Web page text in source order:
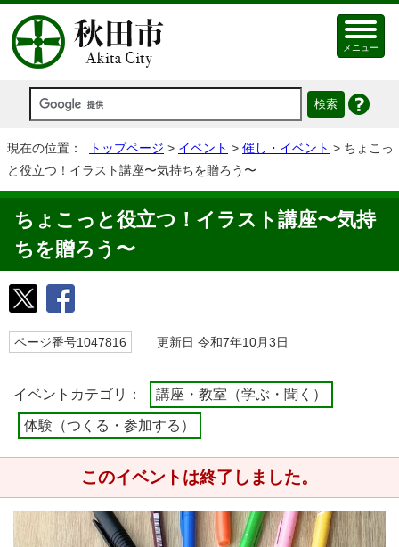
メニュー
現在の位置： トップページ > イベント > 催し・イベント > ちょこっ
と役立つ！イラスト講座〜気持ちを贈ろう〜
ちょこっと役立つ！イラスト講座〜気持
ちを贈ろう〜
ページ番号1047816 更新日 令和7年10月3日
イベントカテゴリ： 講座・教室（学ぶ・聞く）
体験（つくる・参加する）
このイベントは終了しました。